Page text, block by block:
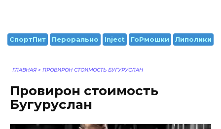
СпортПит Перорально Inject ГоРмошки Липолики
ГЛАВНАЯ > ПРОВИРОН СТОИМОСТЬ БУГУРУСЛАН
Провирон стоимость
Бугуруслан